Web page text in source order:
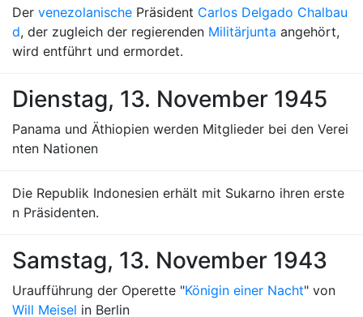
Der venezolanische Präsident Carlos Delgado Chalbau
d, der zugleich der regierenden Militärjunta angehört,
wird entführt und ermordet.
Dienstag, 13. November 1945
Panama und Äthiopien werden Mitglieder bei den Verei
nten Nationen
Die Republik Indonesien erhält mit Sukarno ihren erste
n Präsidenten.
Samstag, 13. November 1943
Uraufführung der Operette "Königin einer Nacht" von
Will Meisel in Berlin